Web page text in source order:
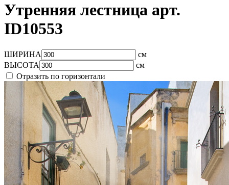
Утренняя лестница арт.
ID10553
ШИРИНА
см
ВЫСОТА
см
Отразить по горизонтали